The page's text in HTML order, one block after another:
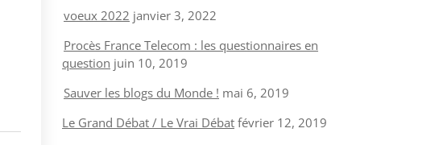
voeux 2022 janvier 3, 2022
Procès France Telecom : les questionnaires en
question juin 10, 2019
Sauver les blogs du Monde ! mai 6, 2019
Le Grand Débat / Le Vrai Débat février 12, 2019